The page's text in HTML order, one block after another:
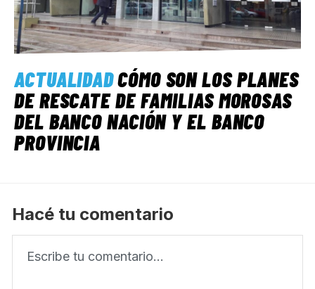
ACTUALIDADCÓMO SON LOS PLANES
DE RESCATE DE FAMILIAS MOROSAS
DEL BANCO NACIÓN Y EL BANCO
PROVINCIA
Hacé tu comentario